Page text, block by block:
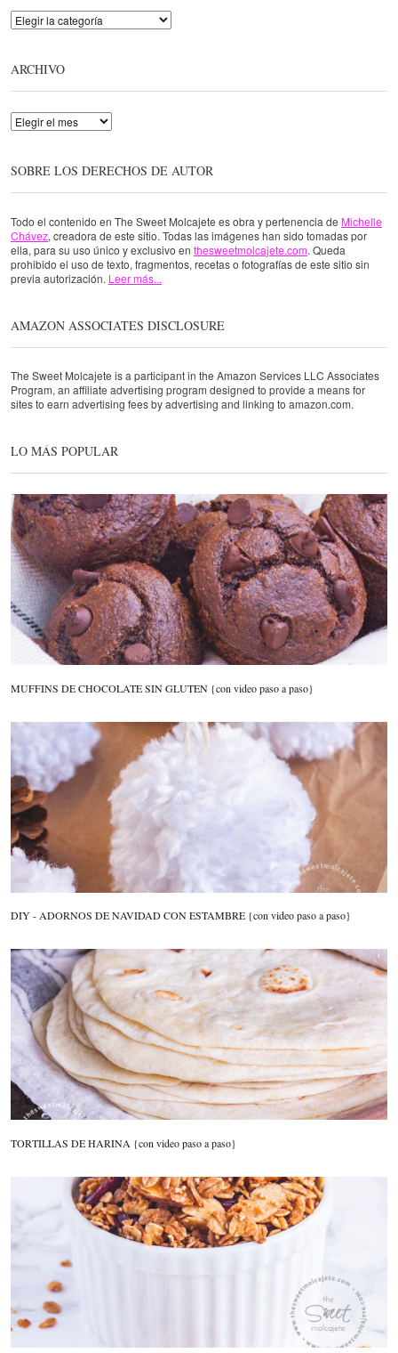
Categorías
ARCHIVO
Archivo
SOBRE LOS DERECHOS DE AUTOR
Todo el contenido en The Sweet Molcajete es obra y pertenencia de Michelle
Chávez, creadora de este sitio. Todas las imágenes han sido tomadas por
ella, para su uso único y exclusivo en thesweetmolcajete.com. Queda
prohibido el uso de texto, fragmentos, recetas o fotografías de este sitio sin
previa autorización. Leer más...
AMAZON ASSOCIATES DISCLOSURE
The Sweet Molcajete is a participant in the Amazon Services LLC Associates
Program, an affiliate advertising program designed to provide a means for
sites to earn advertising fees by advertising and linking to amazon.com.
LO MÁS POPULAR
MUFFINS DE CHOCOLATE SIN GLUTEN {con video paso a paso}
DIY - ADORNOS DE NAVIDAD CON ESTAMBRE {con video paso a paso}
TORTILLAS DE HARINA {con video paso a paso}